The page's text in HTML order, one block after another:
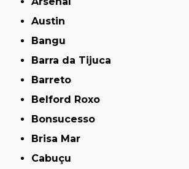
Austin
Bangu
Barra da Tijuca
Barreto
Belford Roxo
Bonsucesso
Brisa Mar
Cabuçu